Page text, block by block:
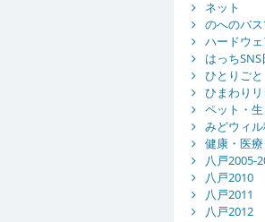
ネット
のへのバ
ハードウ
はっち
ひとりごと
ひまわり
ペット・
みどウィ
健康・医療
八戸2005-
八戸2010
八戸2011
八戸2012